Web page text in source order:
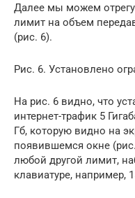
Далее мы можем
лимит на объем
(рис. 6).
Рис. 6. Установлено
На рис. 6 видно, что
интернет-трафик 5
Гб, которую видно на
появившемся окне
любой другой лимит,
клавиатуре, например,